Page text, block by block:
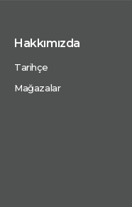
Hakkımızda
Tarihçe
Mağazalar